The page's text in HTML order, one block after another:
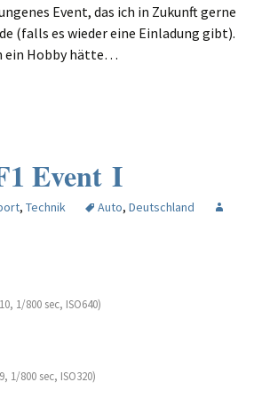
Event, das ich in Zukunft gerne
(falls es wieder eine Einladung gibt).
ein Hobby hätte…
Event I
, Technik Auto, Deutschland
1/800 sec, ISO640)
1/800 sec, ISO320)